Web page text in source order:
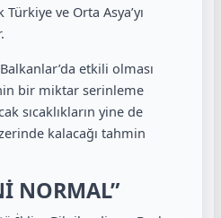
ve Orta Asya’yı
etkili olması
bir miktar serinleme
sıcaklıkların yine de
kalacağı tahmin
NORMAL”